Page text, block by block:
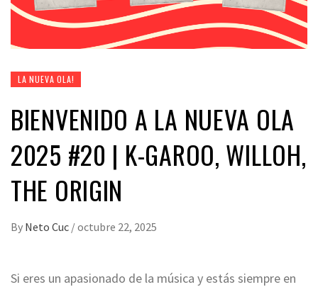
LA NUEVA OLA!
BIENVENIDO A LA NUEVA OLA
2025 #20 | K-GAROO, WILLOH,
THE ORIGIN
By Neto Cuc /octubre 22, 2025
Si eres un apasionado de la música y estás siempre en